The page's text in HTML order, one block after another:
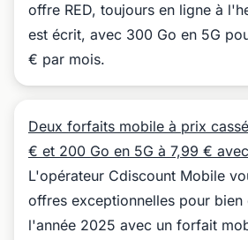
offre RED, toujours en ligne à
est écrit, avec 300 Go en 5G
€ par mois.
Deux forfaits mobile à prix
€ et 200 Go en 5G à 7,99 €
L'opérateur Cdiscount Mobile
offres exceptionnelles pour bien
l'année 2025 avec un forfait